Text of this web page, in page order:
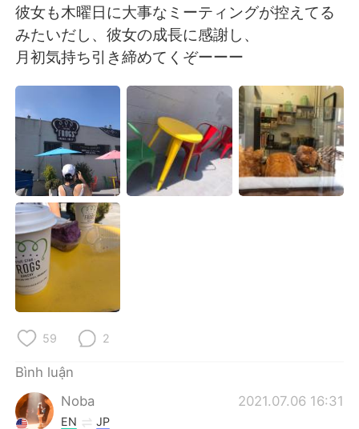
彼女も木曜日に大事なミーティングが控えてる
みたいだし、彼女の成長に感謝し、
月初気持ち引き締めてくぞーーー
59 2
Bình luận
Noba
2021.07.06 16:31
EN JP